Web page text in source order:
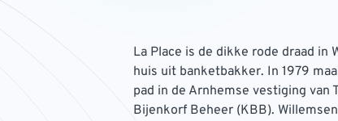
La Place is de dikke rode draad in
huis uit banketbakker. In 1979
pad in de Arnhemse vestiging
Bijenkorf Beheer (KBB).